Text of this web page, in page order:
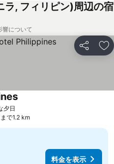
, フィリピン)周辺の宿
響について
シェア お
夕日
で1.2 km
料金を表示